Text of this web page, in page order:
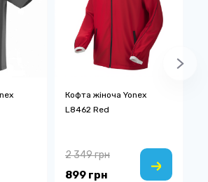
Кофта жіноча Yonex
L8462 Red
899 грн
2 349 грн